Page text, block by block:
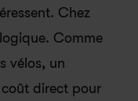
Chez
Comme
vélos, un
direct pour